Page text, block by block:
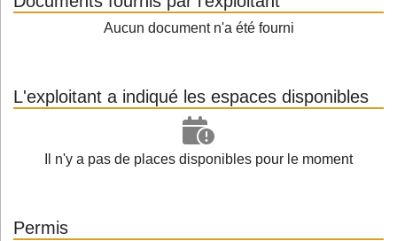
Aucun document n'a été fourni
L'exploitant a indiqué les espaces disponibles
Il n'y a pas de places disponibles pour le moment
Permis